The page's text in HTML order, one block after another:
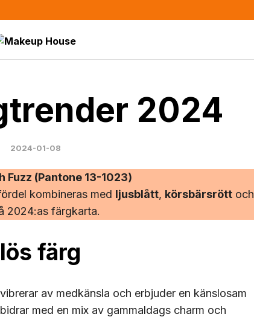
2024
2024-01-08
(Pantone 13-1023)
kombineras med ljusblått, körsbärsrött och
2024:as färgkarta.
färg
av medkänsla och erbjuder en känslosam
med en mix av gammaldags charm och